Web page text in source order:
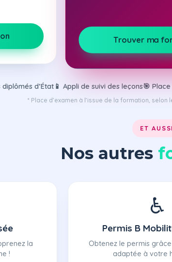
Trouver ma
diplômés d’État 📱 Appli de suivi des leçons🎯
* Place d’examen à l’issue de la formation,
ET AUSSI
Nos autres
la
!
♿
Permis B
Obtenez le permis
adaptée à votre